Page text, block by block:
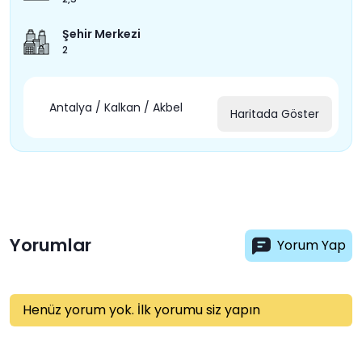
Şehir Merkezi
2
Antalya / Kalkan / Akbel Haritada Göster
Yorumlar Yorum Yap
Henüz yorum yok. İlk yorumu siz yapın